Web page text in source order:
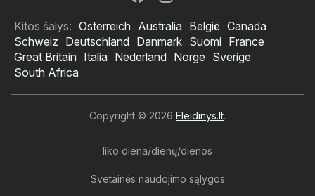
Kitos šalys: Österreich Australia België Canada
Schweiz Deutschland Danmark Suomi France
Great Britain Italia Nederland Norge Sverige
South Africa
Copyright © 2026 Eleidinys.lt.
liko diena/dienų/dienos
Svetainės naudojimo sąlygos